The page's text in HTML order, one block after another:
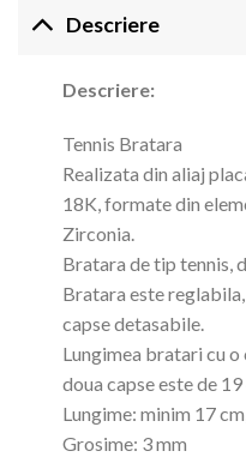
Descriere
Descriere:
Tennis Bratara
Realizata din aliaj
18K, formate din
Zirconia.
Bratara de tip tennis,
Bratara este
capse detasabile.
Lungimea bratari cu o
doua capse este de 19
Lungime: minim 17
Grosime: 3 mm